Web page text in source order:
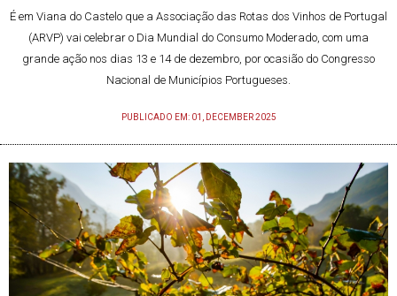
É em Viana do Castelo que a Associação das Rotas dos Vinhos de Portugal
(ARVP) vai celebrar o Dia Mundial do Consumo Moderado, com uma
grande ação nos dias 13 e 14 de dezembro, por ocasião do Congresso
Nacional de Municípios Portugueses.
PUBLICADO EM: 01, DECEMBER 2025